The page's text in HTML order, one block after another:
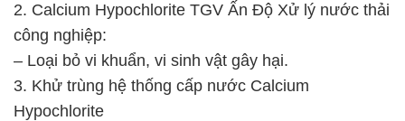
2. Calcium Hypochlorite TGV Ấn Độ Xử lý nước thải
công nghiệp:
– Loại bỏ vi khuẩn, vi sinh vật gây hại.
3. Khử trùng hệ thống cấp nước Calcium
Hypochlorite